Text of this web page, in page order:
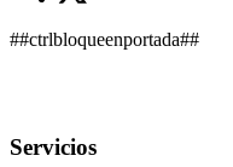
##ctrlbloqueenportada##
Servicios